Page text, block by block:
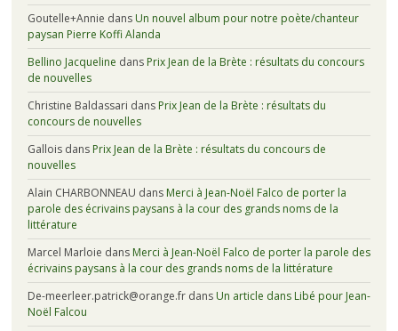
Goutelle+Annie dans Un nouvel album pour notre poète/chanteur
paysan Pierre Koffi Alanda
Bellino Jacqueline dans Prix Jean de la Brète : résultats du concours
de nouvelles
Christine Baldassari dans Prix Jean de la Brète : résultats du
concours de nouvelles
Galloisdans Prix Jean de la Brète : résultats du concours de
nouvelles
Alain CHARBONNEAU dans Merci à Jean-Noël Falco de porter la
parole des écrivains paysans à la cour des grands noms de la
littérature
Marcel Marloie dans Merci à Jean-Noël Falco de porter la parole des
écrivains paysans à la cour des grands noms de la littérature
De-meerleer.patrick@orange.frdans Un article dans Libé pour Jean-
Noël Falcou